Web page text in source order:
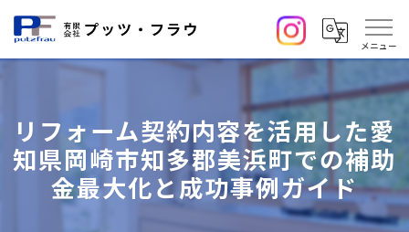
リフォーム契約内容を活用した愛
知県岡崎市知多郡美浜町での補助
金最大化と成功事例ガイド